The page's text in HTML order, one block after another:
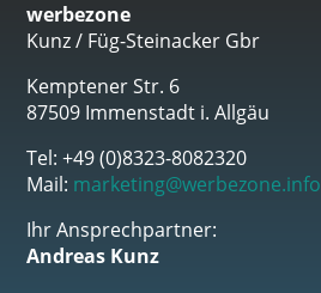
werbezone
Kunz / Füg-Steinacker Gbr
Kemptener Str. 6
87509 Immenstadt i. Allgäu
Tel: +49 (0)8323-8082320
Mail: marketing@werbezone.info
Ihr Ansprechpartner:
Andreas Kunz